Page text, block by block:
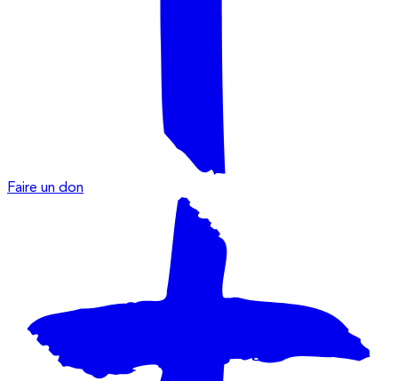
Faire un don